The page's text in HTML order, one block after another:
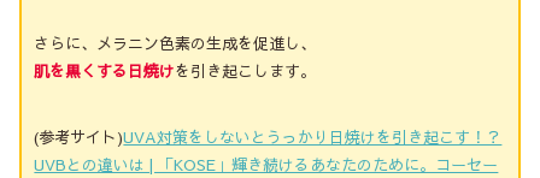
さらに、メラニン色素の生成を促進し、
肌を黒くする日焼けを引き起こします。
(参考サイト)UVA対策をしないとうっかり日焼けを引き起こす！？
UVBとの違いは | 「KOSE」輝き続けるあなたのために。コーセー